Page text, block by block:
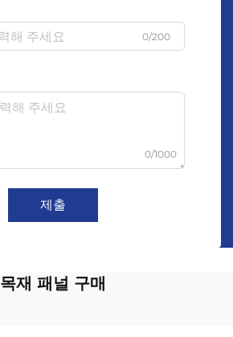
0/200
0/1000
제출
목재 패널 구매